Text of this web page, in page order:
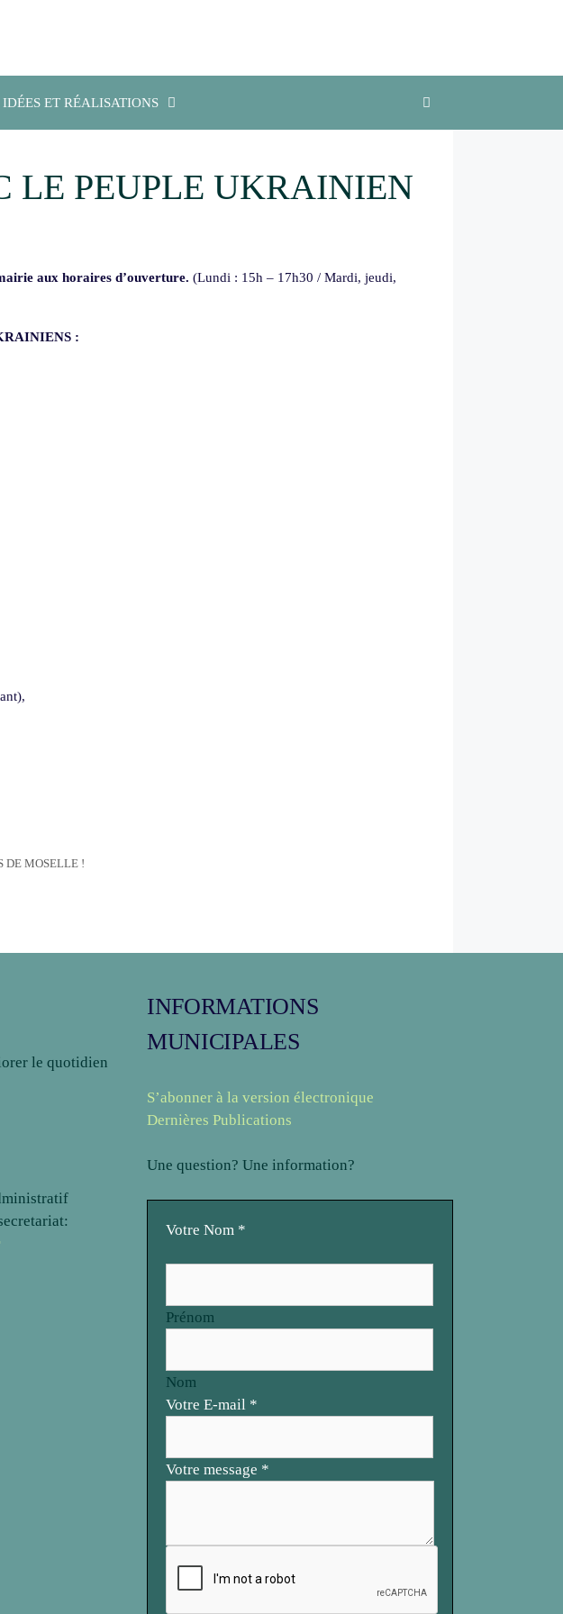
IDÉES ET RÉALISATIONS
LE PEUPLE UKRAINIEN
aux horaires d’ouverture. (Lundi : 15h – 17h30 / Mardi, jeudi,
:
DE MOSELLE !
le quotidien
INFORMATIONS
MUNICIPALES
S’abonner à la version électronique
Dernières Publications
Une question? Une information?
Votre Nom *
Prénom
Nom
E-
Votre
Votre E-mail *
Votre message *